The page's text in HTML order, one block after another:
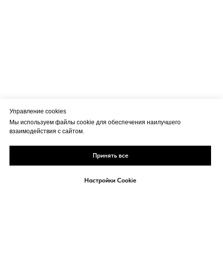
Управление cookies
Мы используем файлы cookie для обеспечения наилучшего
взаимодействия с сайтом.
Принять все
Настройки Cookie